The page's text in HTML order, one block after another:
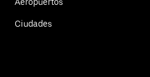
Ciudades